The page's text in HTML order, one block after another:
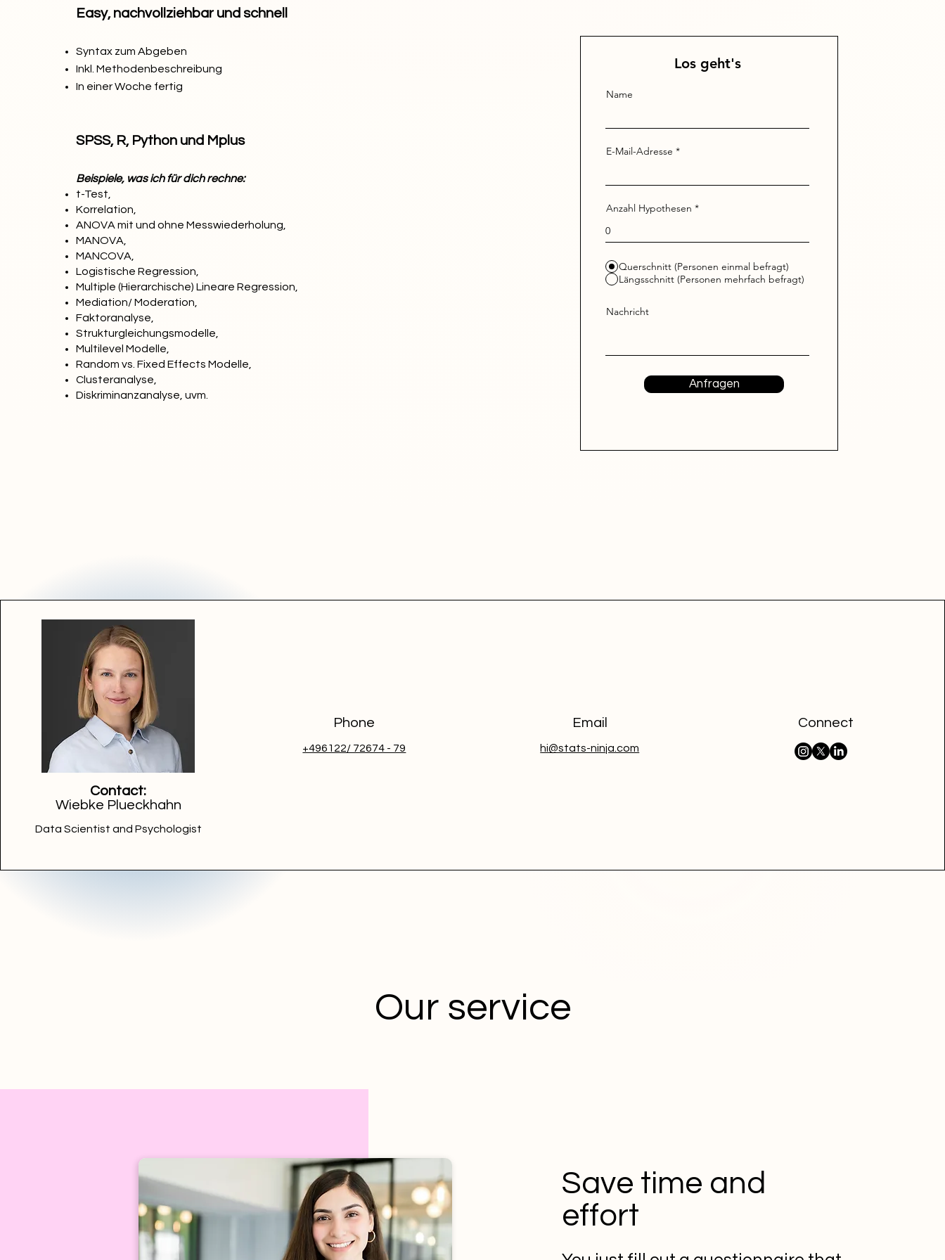
Easy, nachvollziehbar und schnell
Syntax zum Abgeben
Inkl. Methodenbeschreibung
In einer Woche fertig
SPSS, R, Python und Mplus
Beispiele, was ich für dich rechne:
t-Test,
Korrelation,
ANOVA mit und ohne Messwiederholung,
MANOVA,
MANCOVA,
Logistische Regression,
Multiple (Hierarchische) Lineare Regression,
Mediation/ Moderation,
Faktoranalyse,
Strukturgleichungsmodelle,
Multilevel Modelle,
Random vs. Fixed Effects Modelle,
Clusteranalyse,
Diskriminanzanalyse, uvm.
Los geht's
Name
E-Mail-Adresse
Anzahl Hypothesen
Querschnitt (Personen einmal befragt)
Längsschnitt (Personen mehrfach befragt)
Nachricht
Anfragen
Contact:
Wiebke Plueckhahn
Data Scientist and Psychologist
Phone
+496122/ 72674 - 79
Email
hi@stats-ninja.com
Connect
Our service
Save time and
effort